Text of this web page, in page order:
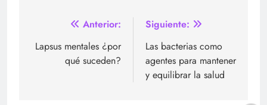
Navegación
de
entradas
Anterior:
Lapsus mentales ¿por
qué suceden?
Siguiente:
Las bacterias como
agentes para mantener
y equilibrar la salud